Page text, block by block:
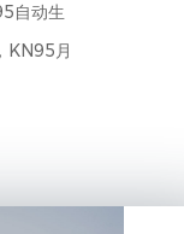
自动生
KN95月